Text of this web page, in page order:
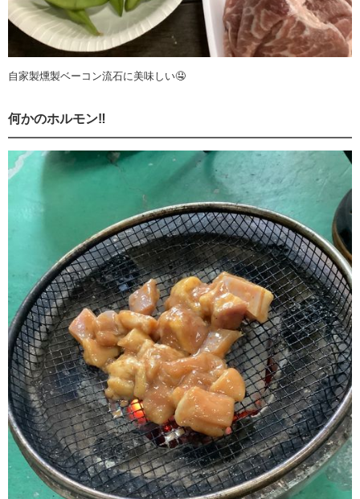
自家製燻製ベーコン流石に美味しい🤤
何かのホルモン‼️